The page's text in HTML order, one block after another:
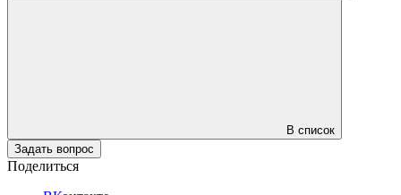
В список
Задать вопрос
Поделиться